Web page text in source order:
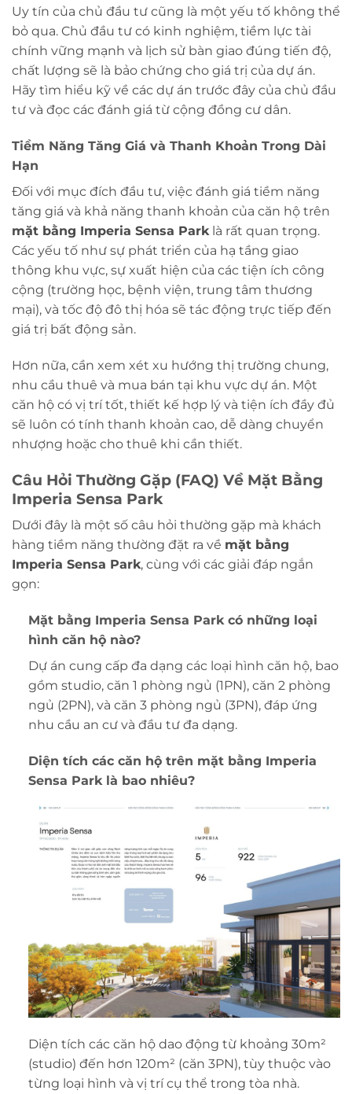
Uy tín của chủ đầu tư cũng là một yếu tố không thể
bỏ qua. Chủ đầu tư có kinh nghiệm, tiềm lực tài
chính vững mạnh và lịch sử bàn giao đúng tiến độ,
chất lượng sẽ là bảo chứng cho giá trị của dự án.
Hãy tìm hiểu kỹ về các dự án trước đây của chủ đầu
tư và đọc các đánh giá từ cộng đồng cư dân.
Tiềm Năng Tăng Giá và Thanh Khoản Trong Dài
Hạn
Đối với mục đích đầu tư, việc đánh giá tiềm năng
tăng giá và khả năng thanh khoản của căn hộ trên
mặt bằng Imperia Sensa Parklà rất quan trọng.
Các yếu tố như sự phát triển của hạ tầng giao
thông khu vực, sự xuất hiện của các tiện ích công
cộng (trường học, bệnh viện, trung tâm thương
mại), và tốc độ đô thị hóa sẽ tác động trực tiếp đến
giá trị bất động sản.
Hơn nữa, cần xem xét xu hướng thị trường chung,
nhu cầu thuê và mua bán tại khu vực dự án. Một
căn hộ có vị trí tốt, thiết kế hợp lý và tiện ích đầy đủ
sẽ luôn có tính thanh khoản cao, dễ dàng chuyển
nhượng hoặc cho thuê khi cần thiết.
Câu Hỏi Thường Gặp (FAQ) Về Mặt Bằng
Imperia Sensa Park
Dưới đây là một số câu hỏi thường gặp mà khách
hàng tiềm năng thường đặt ra về mặt bằng
Imperia Sensa Park, cùng với các giải đáp ngắn
gọn:
Mặt bằng Imperia Sensa Parkcó những loại
hình căn hộ nào?
Dự án cung cấp đa dạng các loại hình căn hộ, bao
gồm studio, căn 1 phòng ngủ (1PN), căn 2 phòng
ngủ (2PN), và căn 3 phòng ngủ (3PN), đáp ứng
nhu cầu an cư và đầu tư đa dạng.
Diện tích các căn hộ trên mặt bằng Imperia
Sensa Parklà bao nhiêu?
Diện tích các căn hộ dao động từ khoảng 30m²
(studio) đến hơn 120m² (căn 3PN), tùy thuộc vào
từng loại hình và vị trí cụ thể trong tòa nhà.